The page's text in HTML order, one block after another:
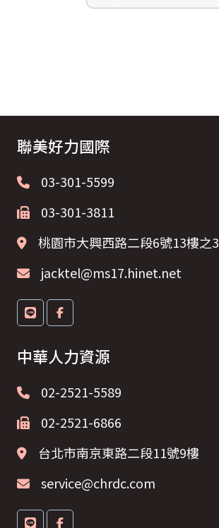
聯美好力國際
03-301-5599
03-301-3811
桃園市大興西路二段6號13樓之3
jacktel@ms17.hinet.net
中華人力資源
02-2521-5589
02-2521-6866
台北市南京東路二段11號9樓
service@chrdc.com